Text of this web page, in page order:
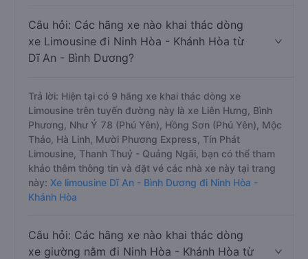
Câu hỏi: Các hãng xe nào khai thác dòng
xe Limousine đi Ninh Hòa - Khánh Hòa từ
Dĩ An - Bình Dương?
Trả lời: Hiện tại có 9 hãng xe khai thác dòng xe
Limousine trên tuyến đường này là xe Liên Hưng, Bình
Phương, Như Ý 78 (Phú Yên), Hồng Sơn (Phú Yên), Mộc
Thảo, Hà Linh, Mười Phương Express, Tín Phát
Limousine, Thanh Thuỷ - Quảng Ngãi, bạn có thể tham
khảo thêm thông tin và đặt vé các nhà xe này tại trang
này: Xe limousine Dĩ An - Bình Dương đi Ninh Hòa -
Khánh Hòa
Câu hỏi: Các hãng xe nào khai thác dòng
xe giường nằm đi Ninh Hòa - Khánh Hòa từ